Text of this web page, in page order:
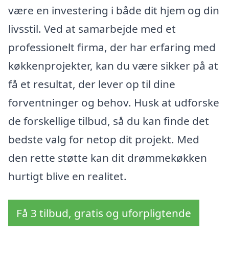
være en investering i både dit hjem og din
livsstil. Ved at samarbejde med et
professionelt firma, der har erfaring med
køkkenprojekter, kan du være sikker på at
få et resultat, der lever op til dine
forventninger og behov. Husk at udforske
de forskellige tilbud, så du kan finde det
bedste valg for netop dit projekt. Med
den rette støtte kan dit drømmekøkken
hurtigt blive en realitet.
Få 3 tilbud, gratis og uforpligtende